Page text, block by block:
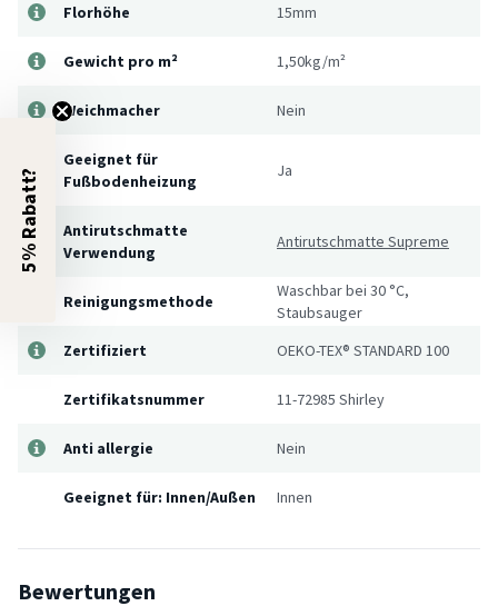
Florhöhe 15mm
Gewicht pro m² 1,50kg/m²
Weichmacher Nein
Geeignet für
Fußbodenheizung
Ja
Antirutschmatte
Verwendung
Antirutschmatte Supreme
Reinigungsmethode
Waschbar bei 30 °C,
Staubsauger
Zertifiziert
OEKO-TEX® STANDARD 100
Zertifikatsnummer 11-72985 Shirley
Anti allergie Nein
Geeignet für: Innen/Außen Innen
Bewertungen
5% Rabatt?